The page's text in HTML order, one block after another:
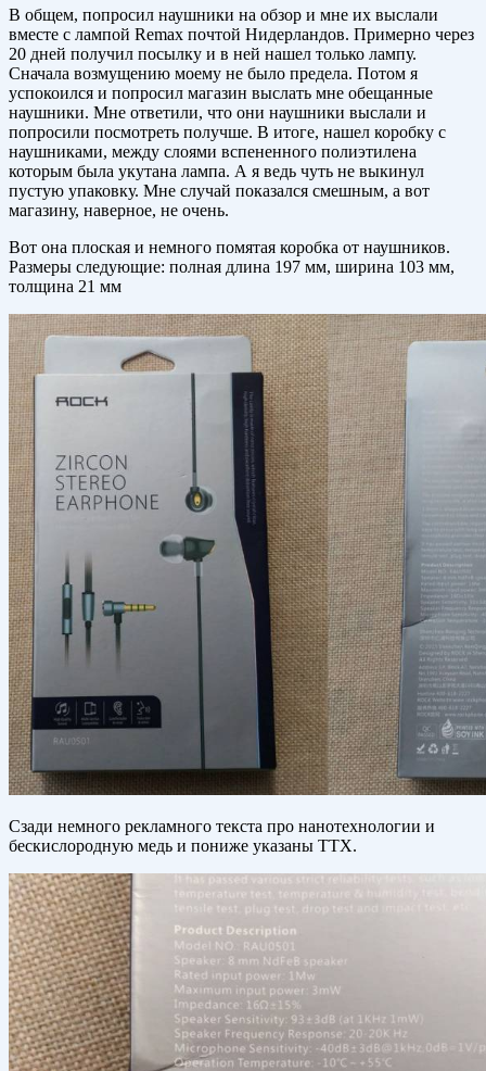
В общем, попросил наушники на обзор и мне их выслали
вместе с лампой Remax почтой Нидерландов. Примерно через
20 дней получил посылку и в ней нашел только лампу.
Сначала возмущению моему не было предела. Потом я
успокоился и попросил магазин выслать мне обещанные
наушники. Мне ответили, что они наушники выслали и
попросили посмотреть получше. В итоге, нашел коробку с
наушниками, между слоями вспененного полиэтилена
которым была укутана лампа. А я ведь чуть не выкинул
пустую упаковку. Мне случай показался смешным, а вот
магазину, наверное, не очень.
Вот она плоская и немного помятая коробка от наушников.
Размеры следующие: полная длина 197 мм, ширина 103 мм,
толщина 21 мм
Сзади немного рекламного текста про нанотехнологии и
бескислородную медь и пониже указаны ТТХ.